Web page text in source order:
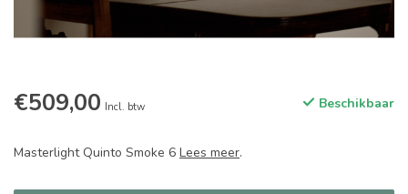
€509,00 Incl. btw Beschikbaar
Masterlight Quinto Smoke 6 Lees meer.